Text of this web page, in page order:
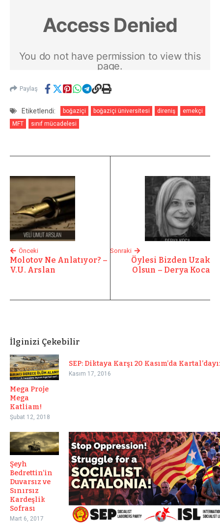
Paylaş
Etiketlendi: boğaziçi boğaziçi üniversitesi direniş
emekçi
MFT
sınıf mücadelesi
Önceki
Molotov Ne Anlatıyor? –
V.U. Arslan
Sonraki
Öylesi Bizden Uzak
Olsun – Derya Koca
İlginizi Çekebilir
Mega Proje
Mega
Katliam!
Şubat 12, 2018
SEP: Diktaya Karşı 20 Kasım’da
Kasım 17, 2016
Şeyh
Bedrettin’in
Duvarsız ve
Sınırsız
Kardeşlik
Sofrası
Mart 6, 2017